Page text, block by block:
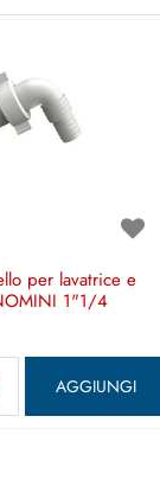
per lavatrice e
1"1/4
AGGIUNGI